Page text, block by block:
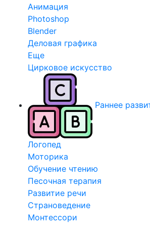
Анимация
Photoshop
Blender
Деловая графика
Еще
Цирковое искусство
Раннее
Логопед
Моторика
Обучение чтению
Песочная терапия
Развитие речи
Страноведение
Монтессори